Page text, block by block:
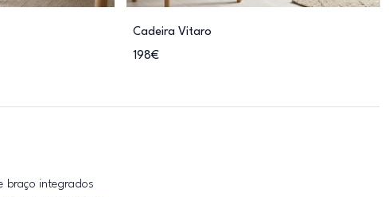
Cadeira Vitaro
198€
braço integrados